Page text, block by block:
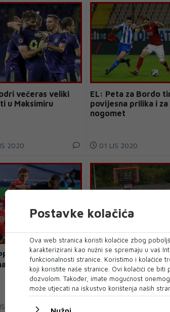
večeras veliki
u Maksimiru
2020
EL: Peta za Bordo tim,
povijesna prilika i za bh.
nogomet
01 LIS 2020
Ždrijeb
danas od 17h
2020
Vučić: Neulazak u
nama neće
dugoročne planove
Postavke kolačića
Ova web stranica koristi kolačiće zbog
karakterizirani kao nužni se spremaju u vaš
funkcionalnosti stranice. Koristimo i kolačiće
koji koristite naše stranice. Ovi kolačići će
dozvolom. Također, imate mogućnost
može utjecati na iskustvo korištenja naših